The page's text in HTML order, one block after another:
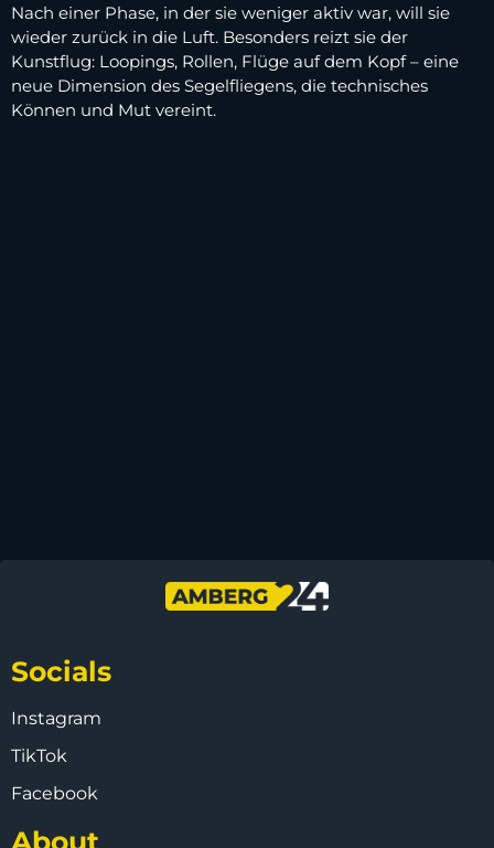
Nach einer Phase, in der sie weniger aktiv war, will sie
wieder zurück in die Luft. Besonders reizt sie der
Kunstflug: Loopings, Rollen, Flüge auf dem Kopf – eine
neue Dimension des Segelfliegens, die technisches
Können und Mut vereint.
Socials
Instagram
TikTok
Facebook
About